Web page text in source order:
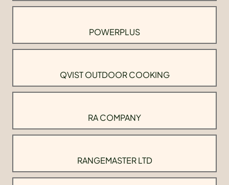
POWERPLUS
QVIST OUTDOOR COOKING
RA COMPANY
RANGEMASTER LTD